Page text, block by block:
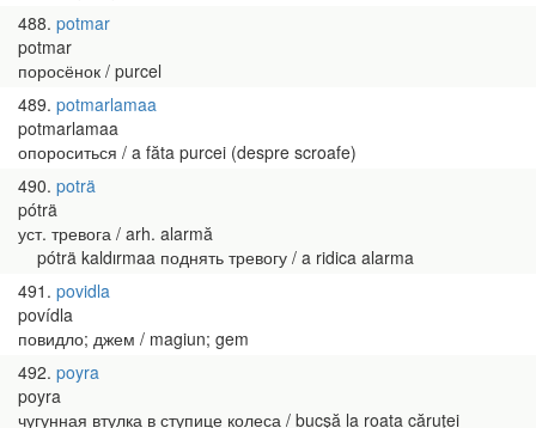
488 potmar
potmar
поросёнок / purcel
489 potmarlamaa
potmarlamaa
опороситься / a făta purcei (despre scroafe)
490 poträ
póträ
уст. тревога / arh. alarmă
póträ kaldırmaa поднять тревогу / a ridica alarma
491 povidla
povídla
повидло; джем / magiun; gem
492 poyra
poyra
чугунная втулка в ступице колеса / bucşă la roata căruţei